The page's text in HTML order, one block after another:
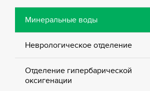
Минеральные воды
Неврологическое отделение
Отделение гипербарической
оксигенации